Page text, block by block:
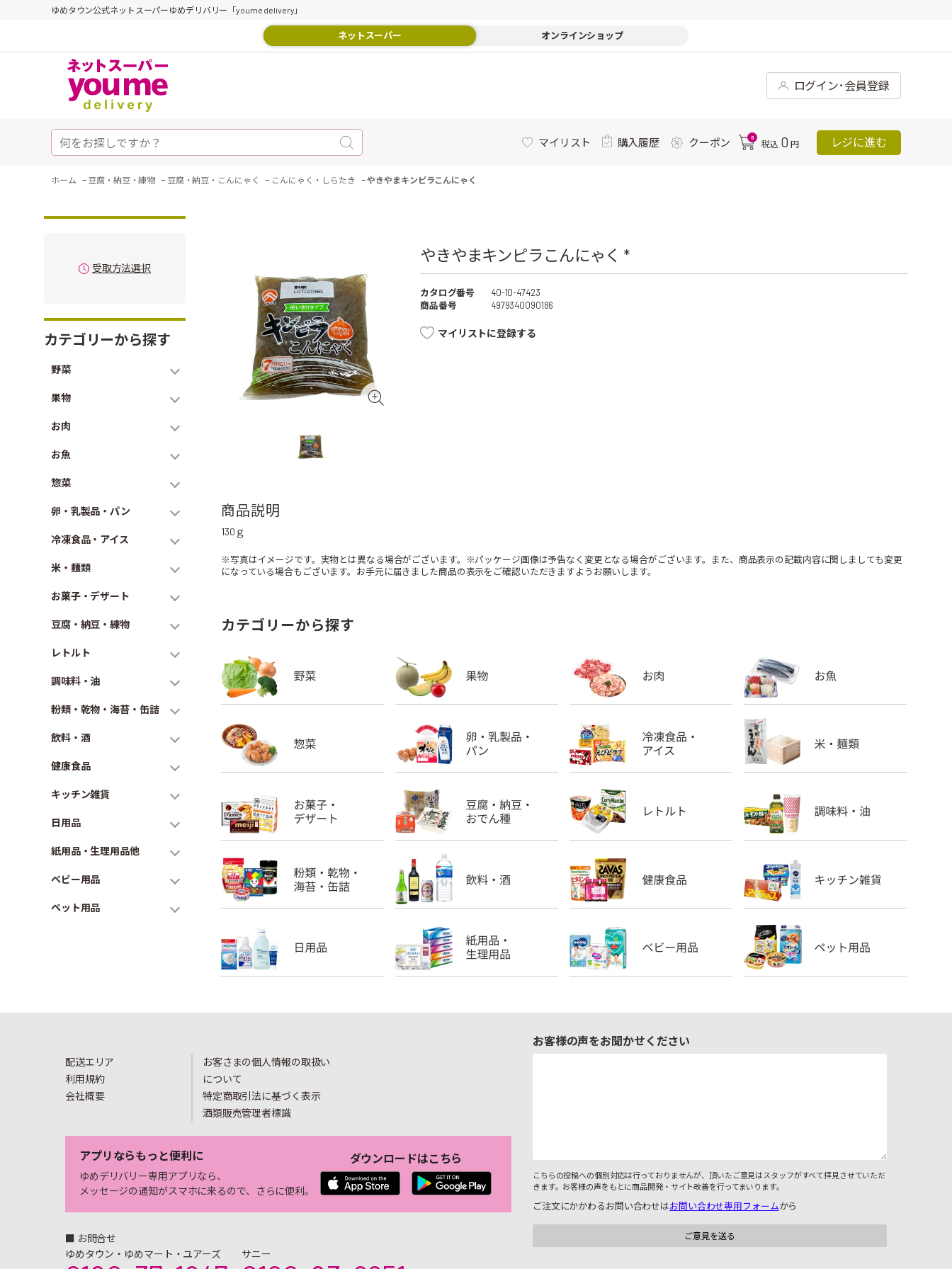
ゆめタウン公式ネットスーパーゆめデリバリー「youme delivery」
ネットスーパー オンラインショップ
ログイン･会員登録
マイリスト 購入履歴 クーポン 0
税込 0 円 レジに進む
ホーム - 豆腐・納豆・練物 - 豆腐・納豆・こんにゃく - こんにゃく・しらたき -やきやまキンピラこんにゃく
受取方法選択
カテゴリーから探す
野菜
果物
お肉
お魚
惣菜
卵・乳製品・パン
冷凍食品・アイス
米・麺類
お菓子・デザート
豆腐・納豆・練物
レトルト
調味料・油
粉類・乾物・海苔・缶詰
飲料・酒
健康食品
キッチン雑貨
日用品
紙用品・生理用品他
ベビー用品
ペット用品
やきやまキンピラこんにゃく *
カタログ番号
40-10-47423
商品番号
4979340090186
マイリストに登録する
商品説明
130ｇ
※写真はイメージです。実物とは異なる場合がございます。※パッケージ画像は予告なく変更となる場合がございます。また、商品表示の記載内容に関しましても変更
になっている場合もございます。お手元に届きました商品の表示をご確認いただきますようお願いします。
カテゴリーから探す
配送エリア
利用規約
会社概要
お客さまの個人情報の取扱い
について
特定商取引法に基づく表示
酒類販売管理者標識
アプリならもっと便利に
ゆめデリバリー専用アプリなら、
メッセージの通知がスマホに来るので、さらに便利。
ダウンロードはこちら
■ お問合せ
ゆめタウン・ゆめマート・ユアーズ
サニー
お客様の声をお聞かせください
こちらの投稿への個別対応は行っておりませんが、頂いたご意見はスタッフがすべて拝見させていただ
きます。お客様の声をもとに商品開発・サイト改善を行ってまいります。
ご注文にかかわるお問い合わせはお問い合わせ専用フォームから